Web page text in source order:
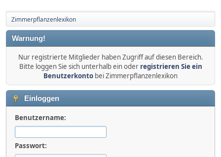
Zimmerpflanzenlexikon
Warnung!
Nur registrierte Mitglieder haben Zugriff auf diesen Bereich.
Bitte loggen Sie sich unterhalb ein oder registrieren Sie ein
Benutzerkonto bei Zimmerpflanzenlexikon
Einloggen
Benutzername:
Passwort: